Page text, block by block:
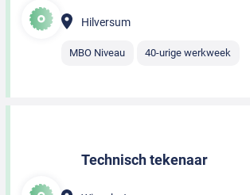
Hilversum
MBO Niveau 40-urige werkweek
Technisch tekenaar